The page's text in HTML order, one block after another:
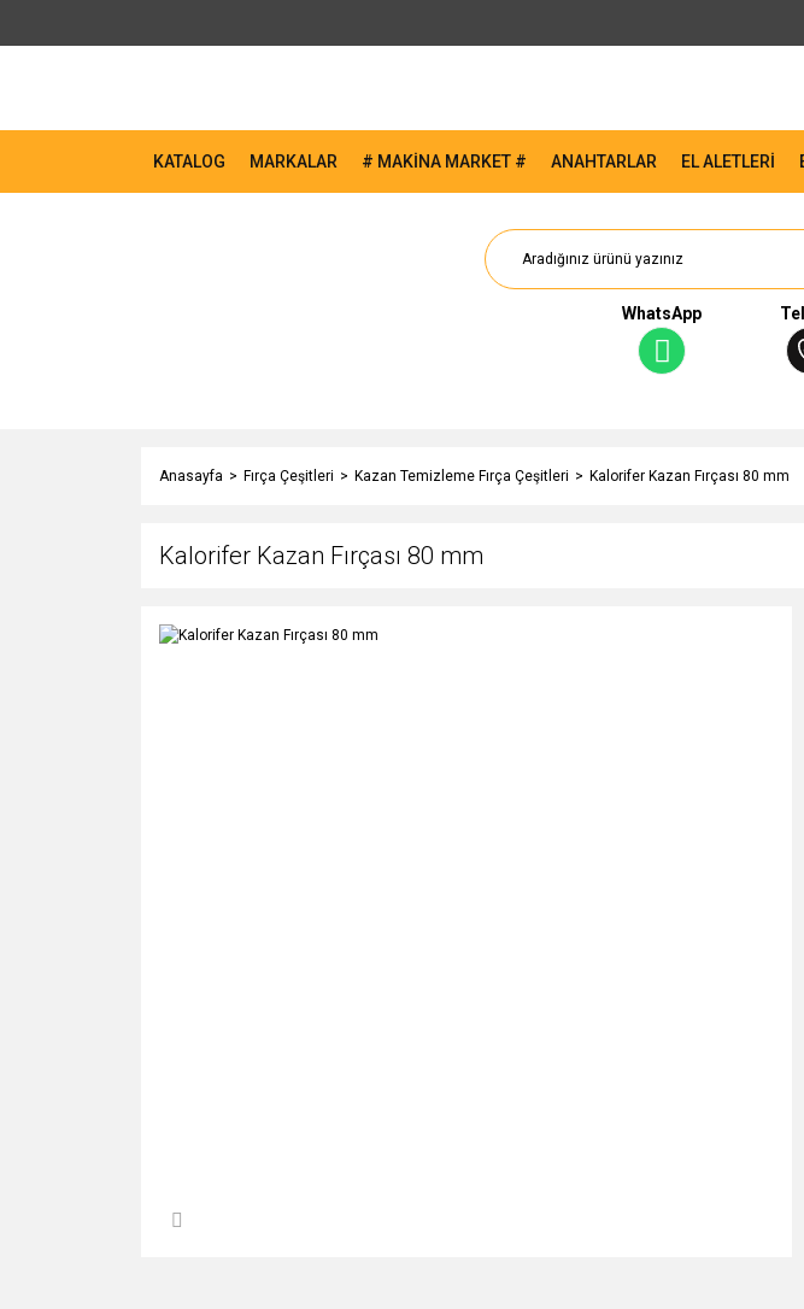
KATALOG MARKALAR # MAKİNA MARKET # ANAHTARLAR EL ALETLERİ
WhatsApp
Anasayfa Fırça Çeşitleri Kazan Temizleme Fırça Çeşitleri Kalorifer Kazan Fırçası 80 mm
Kalorifer Kazan Fırçası 80 mm